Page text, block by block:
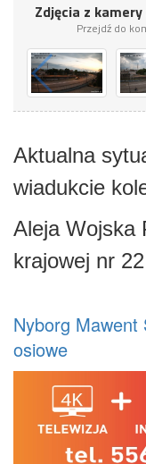
Zdjęcia z
Przejdź do
Aktualna
wiadukcie
Aleja Wojska
krajowej nr
Nyborg Mawent
osiowe